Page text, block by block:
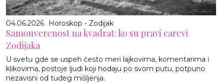
04.06.2026 Horoskop - Zodijak
Samouverenost na kvadrat: ko su pravi carevi
Zodijaka
U svetu gde se uspeh često meri lajkovima, komentarima i
klikovima, postoje ljudi koji hodaju po svom putu, potpuno
nezavisni od tuđeg mišljenja.